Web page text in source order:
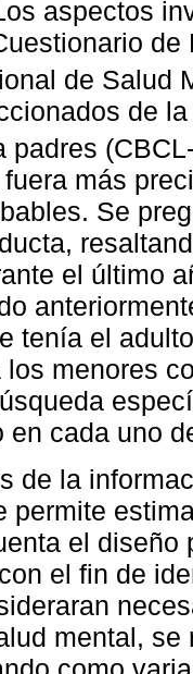
aspectos
de Salud
de
padres
más
Se
el último
tenía el
los menores
en cada uno
de la
permite
el
el fin de
mental,